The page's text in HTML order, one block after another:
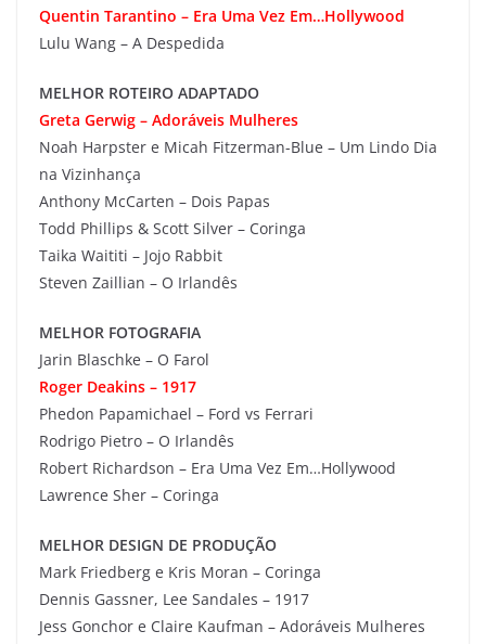
Quentin Tarantino – Era Uma Vez Em…Hollywood
Lulu Wang – A Despedida
MELHOR ROTEIRO ADAPTADO
Greta Gerwig – Adoráveis Mulheres
Noah Harpster e Micah Fitzerman-Blue – Um Lindo Dia
na Vizinhança
Anthony McCarten – Dois Papas
Todd Phillips & Scott Silver – Coringa
Taika Waititi – Jojo Rabbit
Steven Zaillian – O Irlandês
MELHOR FOTOGRAFIA
Jarin Blaschke – O Farol
Roger Deakins – 1917
Phedon Papamichael – Ford vs Ferrari
Rodrigo Pietro – O Irlandês
Robert Richardson – Era Uma Vez Em…Hollywood
Lawrence Sher – Coringa
MELHOR DESIGN DE PRODUÇÃO
Mark Friedberg e Kris Moran – Coringa
Dennis Gassner, Lee Sandales – 1917
Jess Gonchor e Claire Kaufman – Adoráveis Mulheres